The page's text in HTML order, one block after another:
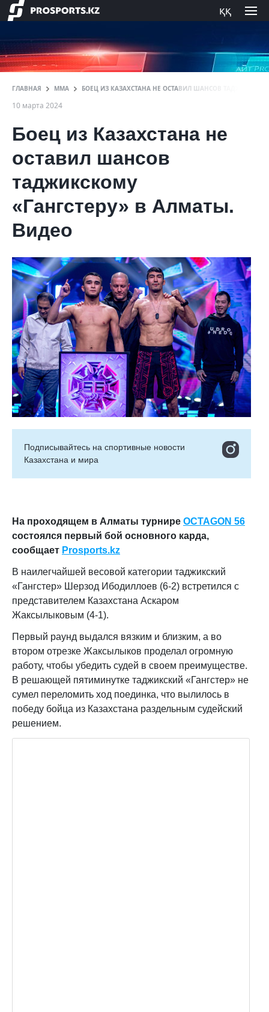
ққ
ГЛАВНАЯ ММА БОЕЦ ИЗ КАЗАХСТАНА НЕ ОСТАВИЛ ШАНСОВ
10 марта 2024
Боец из Казахстана не
оставил шансов
таджикскому
«Гангстеру» в Алматы.
Видео
Подписывайтесь на cпортивные новости
Казахстана и мира
На проходящем в Алматы турнире OCTAGON 56
состоялся первый бой основного карда,
сообщает Prosports.kz
В наилегчайшей весовой категории таджикский
«Гангстер» Шерзод Ибодиллоев (6-2) встретился с
представителем Казахстана Аскаром
Жаксылыковым (4-1).
Первый раунд выдался вязким и близким, а во
втором отрезке Жаксылыков проделал огромную
работу, чтобы убедить судей в своем преимуществе.
В решающей пятиминутке таджикский «Гангстер» не
сумел переломить ход поединка, что вылилось в
победу бойца из Казахстана раздельным судейский
решением.